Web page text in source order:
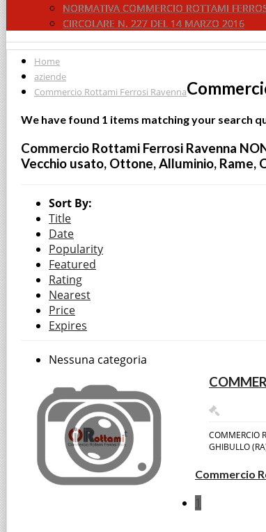
NORMATIVA COMMERCIO ROTTAMI
CIRCOLARE N. 227 DEL 14 MARZO 2016
Home
aziende
Commercio Rottami Ferrosi Ravenna
We have found 1 items matching your search
Commercio Rottami Ferrosi Ravenna
Vecchio usato, Ottone, Alluminio, Rame,
Sort By:
Title
Date
Popularity
Featured
Rating
Nearest
Price
Expires
Nessuna categoria
COMMERCIO
GHIBULLO
Commercio
1